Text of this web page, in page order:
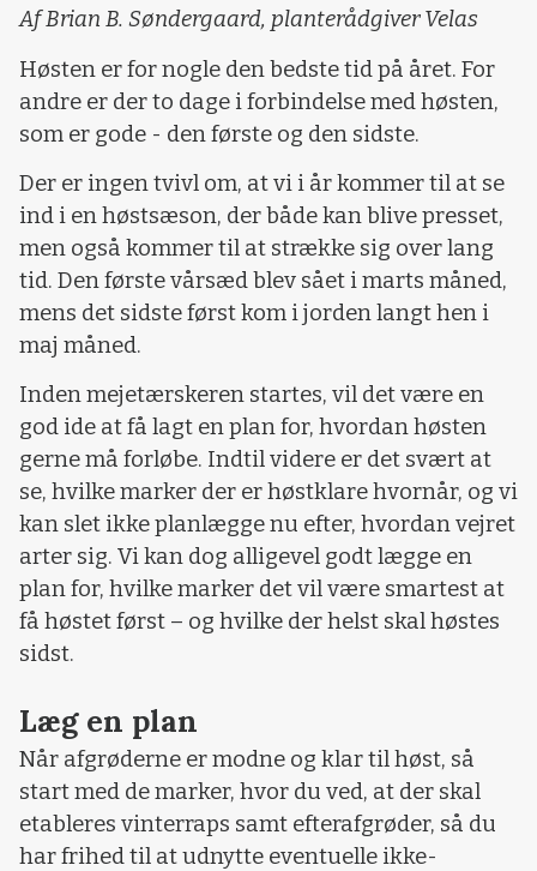
Af Brian B. Søndergaard, planterådgiver Velas
Høsten er for nogle den bedste tid på året. For
andre er der to dage i forbindelse med høsten,
som er gode - den første og den sidste.
Der er ingen tvivl om, at vi i år kommer til at se
ind i en høstsæson, der både kan blive presset,
men også kommer til at strække sig over lang
tid. Den første vårsæd blev sået i marts måned,
mens det sidste først kom i jorden langt hen i
maj måned.
Inden mejetærskeren startes, vil det være en
god ide at få lagt en plan for, hvordan høsten
gerne må forløbe. Indtil videre er det svært at
se, hvilke marker der er høstklare hvornår, og vi
kan slet ikke planlægge nu efter, hvordan vejret
arter sig. Vi kan dog alligevel godt lægge en
plan for, hvilke marker det vil være smartest at
få høstet først – og hvilke der helst skal høstes
sidst.
Læg en plan
Når afgrøderne er modne og klar til høst, så
start med de marker, hvor du ved, at der skal
etableres vinterraps samt efterafgrøder, så du
har frihed til at udnytte eventuelle ikke-